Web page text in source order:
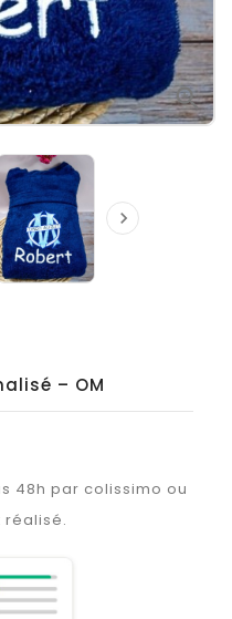


– OM
48h par colissimo ou